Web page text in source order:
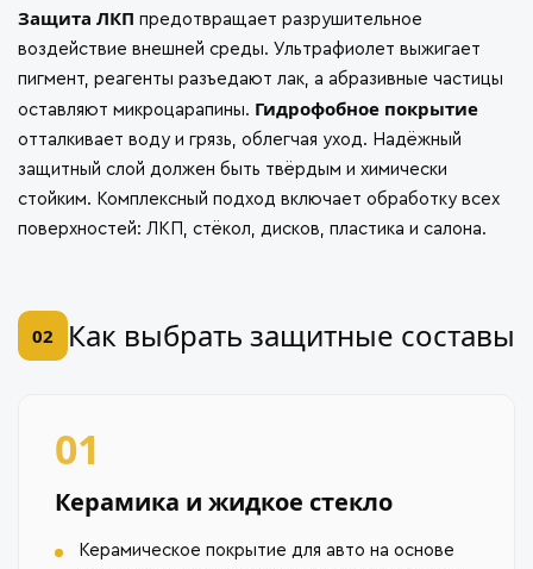
Защита ЛКП предотвращает разрушительное
воздействие внешней среды. Ультрафиолет выжигает
пигмент, реагенты разъедают лак, а абразивные частицы
оставляют микроцарапины. Гидрофобное покрытие
отталкивает воду и грязь, облегчая уход. Надёжный
защитный слой должен быть твёрдым и химически
стойким. Комплексный подход включает обработку всех
поверхностей: ЛКП, стёкол, дисков, пластика и салона.
02 Как выбрать защитные составы
01
Керамика и жидкое стекло
Керамическое покрытие для авто на основе